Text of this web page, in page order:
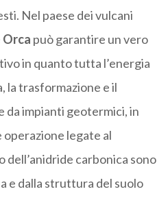
Nel paese dei vulcani
Orca può garantire un vero
in quanto tutta l’energia
la trasformazione e il
da impianti geotermici, in
legate al
dell’anidride carbonica sono
e dalla struttura del suolo